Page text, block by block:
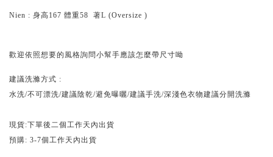
Nien : 身高167 體重58 著L (Oversize )
歡迎依照想要的風格詢問小幫手應該怎麼帶尺寸呦
建議洗滌方式 :
水洗/不可漂洗/建議陰乾/避免曝曬/建議手洗/深淺色衣物建議分開洗滌
現貨:下單後二個工作天內出貨
預購: 3-7個工作天內出貨